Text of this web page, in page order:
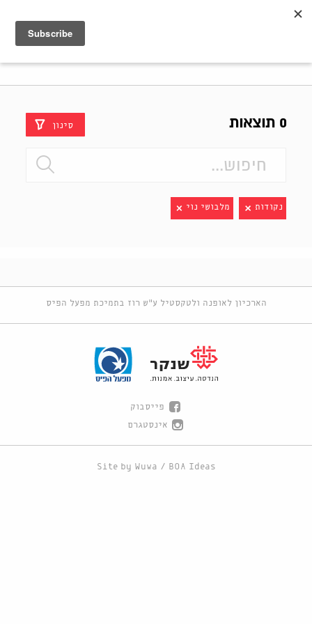
0 תוצאות סינון
נקודות מלבושי נוי
הארכיון לאופנה ולטקסטיל ע"ש רוז בתמיכת מפעל הפיס
פייסבוק
אינסטגרם
Site by Wuwa / BOA Ideas